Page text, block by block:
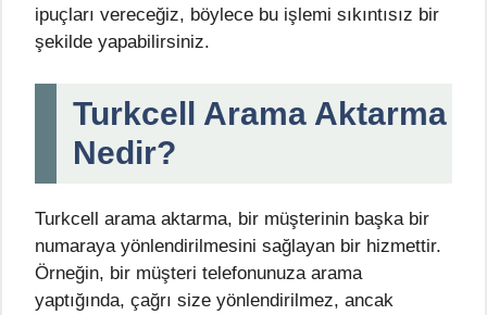
ipuçları vereceğiz, böylece bu işlemi sıkıntısız bir
şekilde yapabilirsiniz.
Turkcell Arama Aktarma
Nedir?
Turkcell arama aktarma, bir müşterinin başka bir
numaraya yönlendirilmesini sağlayan bir hizmettir.
Örneğin, bir müşteri telefonunuza arama
yaptığında, çağrı size yönlendirilmez, ancak